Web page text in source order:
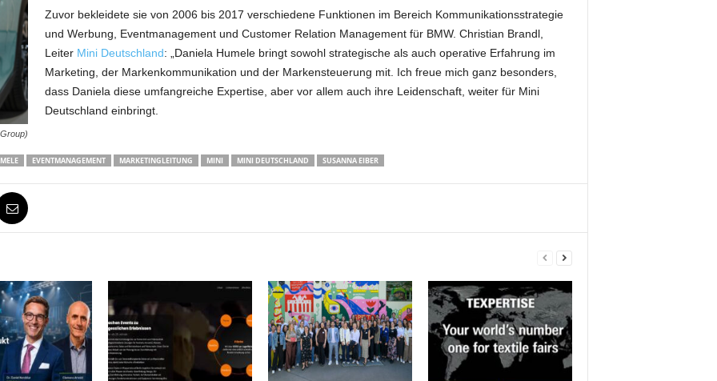
Zuvor bekleidete sie von 2006 bis 2017 verschiedene Funktionen im Bereich Kommunikationsstrategie
und Werbung, Eventmanagement und Customer Relation Management für BMW. Christian Brandl,
LeiterMini Deutschland: „Daniela Humele bringt sowohl strategische als auch operative Erfahrung im
Marketing, der Markenkommunikation und der Markensteuerung mit. Ich freue mich ganz besonders,
dass Daniela diese umfangreiche Expertise, aber vor allem auch ihre Leidenschaft, weiter für Mini
Deutschland einbringt.
EVENTMANAGEMENT MARKETINGLEITUNG MINI MINI DEUTSCHLAND SUSANNA EIBER